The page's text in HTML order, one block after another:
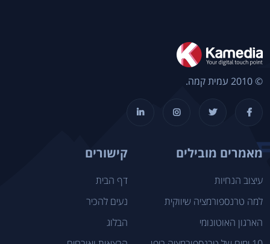
© 2010 עמית קמה.
מאמרים מובילים
עיצוב הנחיות
למה טרנספורמציה שיווקית
הארגון האוטונומי
קישורים
דף הבית
נעים להכיר
הבלוג